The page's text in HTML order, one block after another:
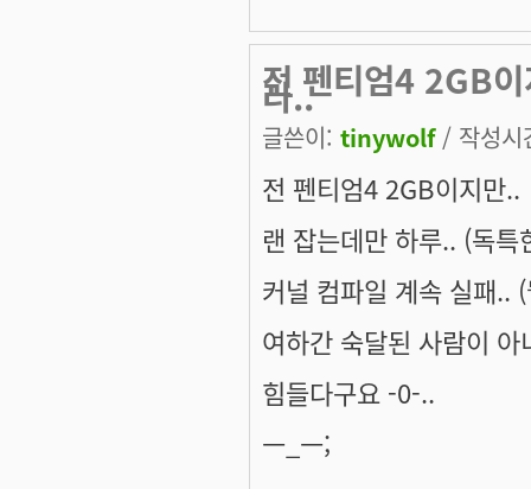
전 펜티엄4 2GB
라..
글쓴이: tinywolf/ 작성시
전 펜티엄4 2GB이지만..
랜 잡는데만 하루.. (독특
커널 컴파일 계속 실패..
여하간 숙달된 사람이 아
힘들다구요 -0-..
ㅡ_ㅡ;